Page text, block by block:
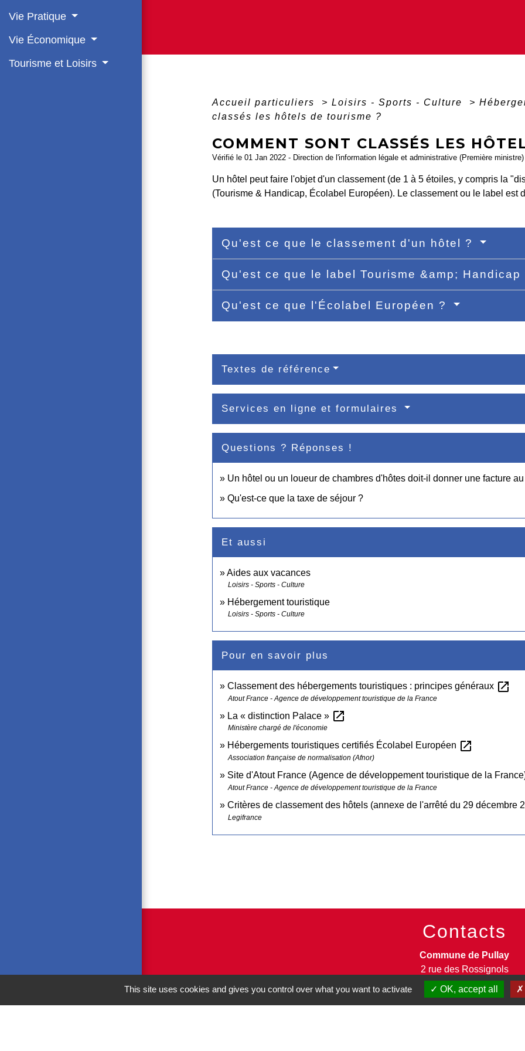
Vie Pratique
Vie Économique
Tourisme et Loisirs
Accueil particuliers > Loisirs - Sports - Culture >
classés les hôtels de tourisme ?
COMMENT SONT CLASSÉS LES
Vérifié le 01 Jan 2022 - Direction de l'information légale et administrative (Première ministre)
Un hôtel peut faire l'objet d'un classement (de 1 à 5 étoiles, y compris la
(Tourisme & Handicap, Écolabel Européen). Le classement ou le label est
Qu'est ce que le classement d'un hôtel ?
Qu'est ce que le label Tourisme &amp; Handicap
Qu'est ce que l'Écolabel Européen ?
Textes de référence
Services en ligne et formulaires
Questions ? Réponses !
Un hôtel ou un loueur de chambres d'hôtes doit-il donner une facture
Qu'est-ce que la taxe de séjour ?
Et aussi
Aides aux vacances
Loisirs - Sports - Culture
Hébergement touristique
Loisirs - Sports - Culture
Pour en savoir plus
Classement des hébergements touristiques : principes généraux open_in_new
Atout France - Agence de développement touristique de la France
La « distinction Palace » open_in_new
Ministère chargé de l'économie
Hébergements touristiques certifiés Écolabel Européen open_in_new
Association française de normalisation (Afnor)
Site d'Atout France (Agence de développement touristique de la
Atout France - Agence de développement touristique de la France
Critères de classement des hôtels (annexe de l'arrêté du 29 décembre
Legifrance
Contacts
Commune de Pullay
2 rue des Rossignols
27130 Pullay - FRANCE
+33 2 32 32 18 58
This site uses cookies and gives you control over what you want to activate OK, accept all